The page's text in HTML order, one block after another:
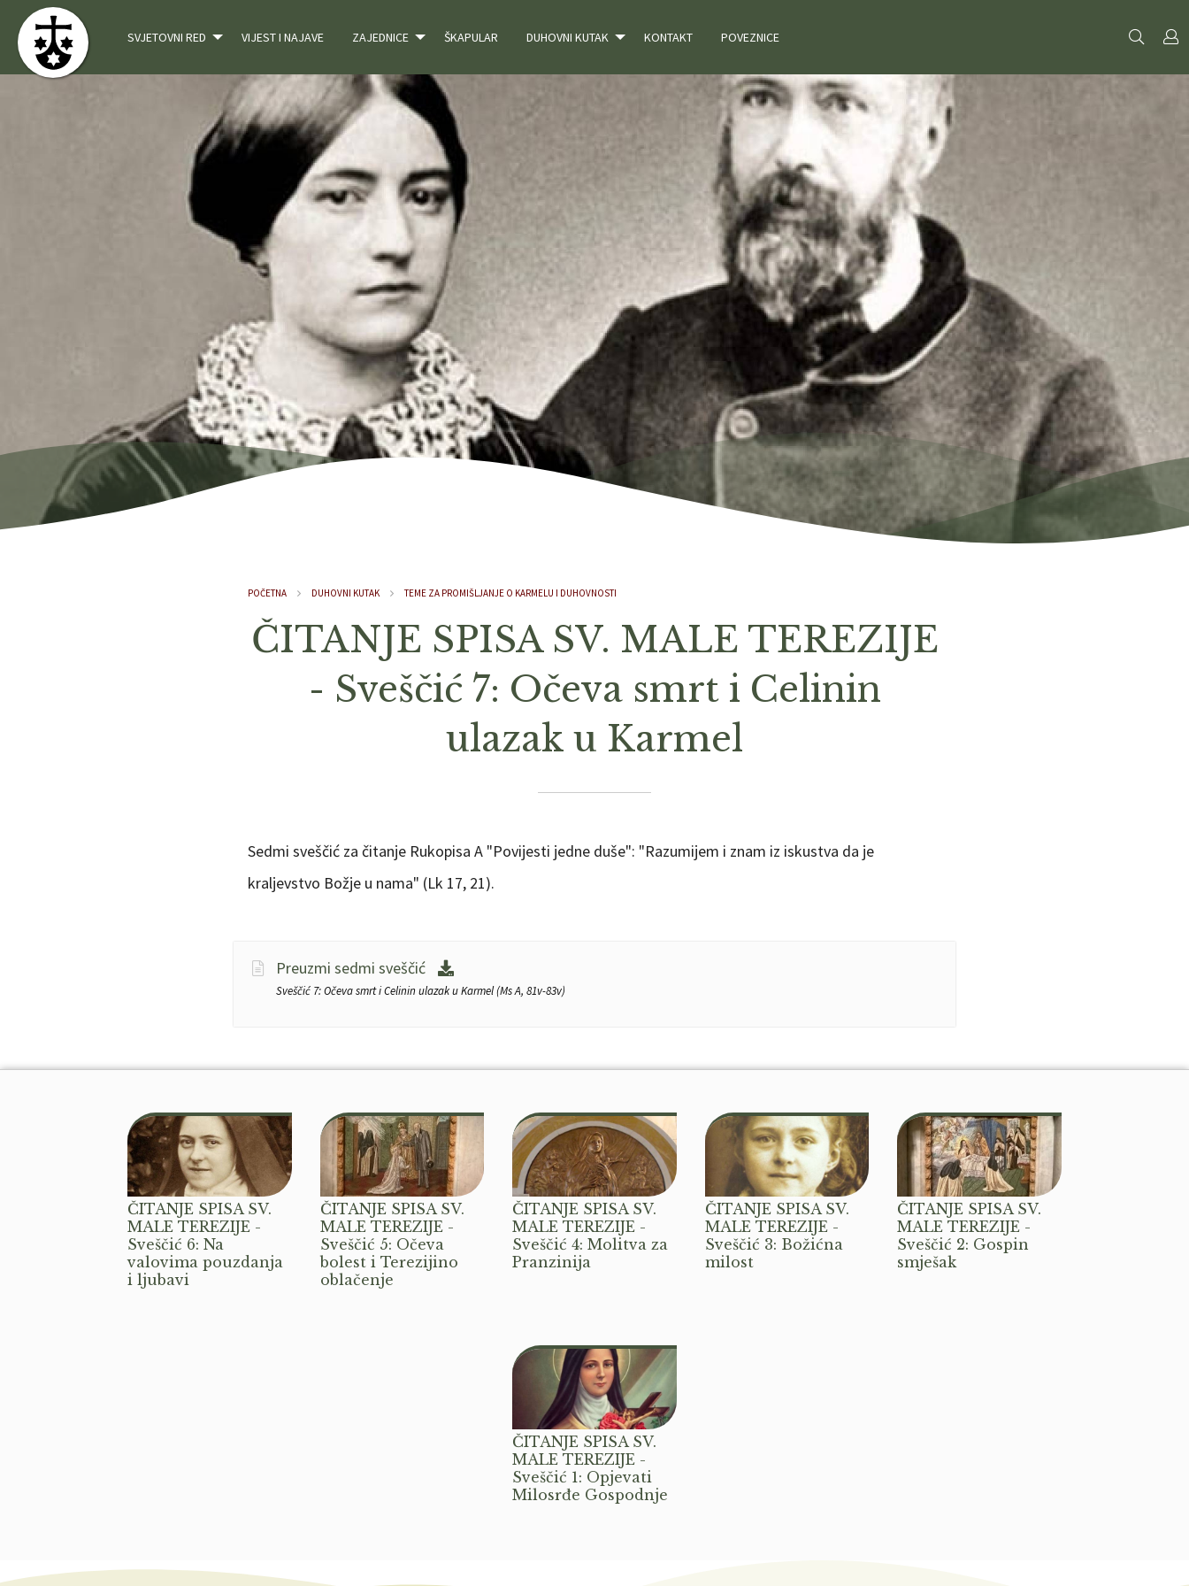
SVJETOVNI RED VIJEST I NAJAVE ZAJEDNICE ŠKAPULAR DUHOVNI KUTAK KONTAKT POVEZNICE
POČETNA DUHOVNI KUTAK TEME ZA PROMIŠLJANJE O KARMELU I DUHOVNOSTI
ČITANJE SPISA SV. MALE TEREZIJE
- Sveščić 7: Očeva smrt i Celinin
ulazak u Karmel
Sedmi sveščić za čitanje Rukopisa A "Povijesti jedne duše": "Razumijem i znam iz iskustva da je
kraljevstvo Božje u nama" (Lk 17, 21).
Preuzmi sedmi sveščić
Sveščić 7: Očeva smrt i Celinin ulazak u Karmel (Ms A, 81v-83v)
ČITANJE SPISA SV.
MALE TEREZIJE -
Sveščić 6: Na
valovima pouzdanja
i ljubavi
ČITANJE SPISA SV.
MALE TEREZIJE -
Sveščić 5: Očeva
bolest i Terezijino
oblačenje
ČITANJE SPISA SV.
MALE TEREZIJE -
Sveščić 4: Molitva za
Pranzinija
ČITANJE SPISA SV.
MALE TEREZIJE -
Sveščić 3: Božićna
milost
ČITANJE SPISA SV.
MALE TEREZIJE -
Sveščić 2: Gospin
smješak
ČITANJE SPISA SV.
MALE TEREZIJE -
Sveščić 1: Opjevati
Milosrđe Gospodnje